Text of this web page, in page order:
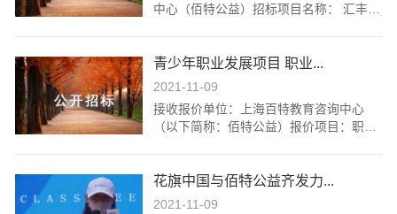
中心（佰特公益）招标项目名称： 汇丰儿
期不予受理）供应商报价需为含税价格-概
况-上海百特教育咨询中心（简称佰特公
册成立。是国内首家从事青少年财经素养
教育的公益机构，通过提供优质财经素养
教育，培养独立、有温度、有担当的经济
组织，于2021年获得慈善组织认证，并通
过国际权威评估机构SGS的全球社会组织
青少年职业发展项目 职业...
2021-11-09
接收报价单位：上海百特教育咨询中心
（以下简称：佰特公益）报价项目：职业
百特教育咨询中心（简称佰特公益）于20
09年在上海市浦东新区民政局注册成立。
花旗中国与佰特公益齐发力...
2021-11-09